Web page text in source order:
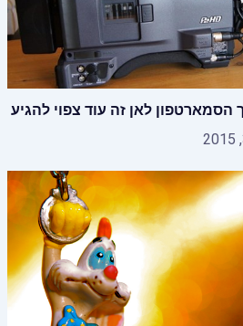
הסמארטפון לאן זה עוד צפוי להגיע